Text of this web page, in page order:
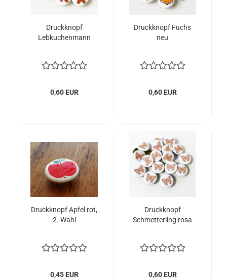
Druckknopf
Lebkuchenmann
0,60 EUR
Druckknopf Fuchs
neu
0,60 EUR
Druckknopf Apfel rot,
2. Wahl
0,45 EUR
Druckknopf
Schmetterling rosa
0,60 EUR